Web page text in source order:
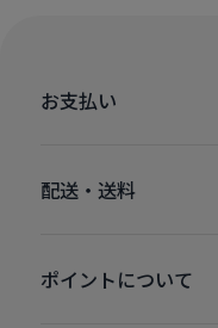
お支払い
配送・送料
ポイントについて